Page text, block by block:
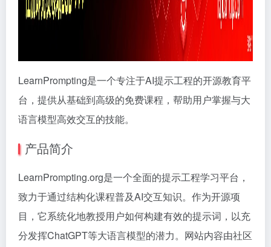
LearnPrompting是一个专注于AI提示工程的开源教育平
台，提供从基础到高级的免费课程，帮助用户掌握与大
语言模型高效交互的技能。
产品简介
LearnPrompting.org是一个全面的提示工程学习平台，
致力于通过结构化课程普及AI交互知识。作为开源项
目，它系统化地教授用户如何构建有效的提示词，以充
分发挥ChatGPT等大语言模型的潜力。网站内容由社区